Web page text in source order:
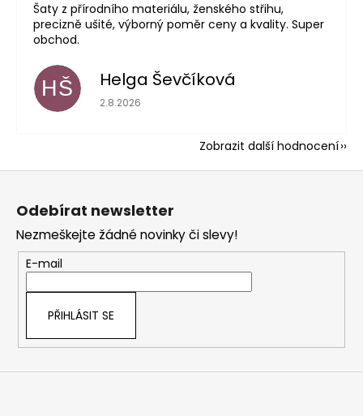
Šaty z přírodního materiálu, ženského střihu,
precizně ušité, výborný poměr ceny a kvality. Super
obchod.
HŠ Helga Ševčíková
Hodnocení obchodu je 5 z 5 hvězdiček.
2.8.2026
Zobrazit další hodnocení
Odebírat newsletter
Nezmeškejte žádné novinky či slevy!
E-mail
PŘIHLÁSIT SE